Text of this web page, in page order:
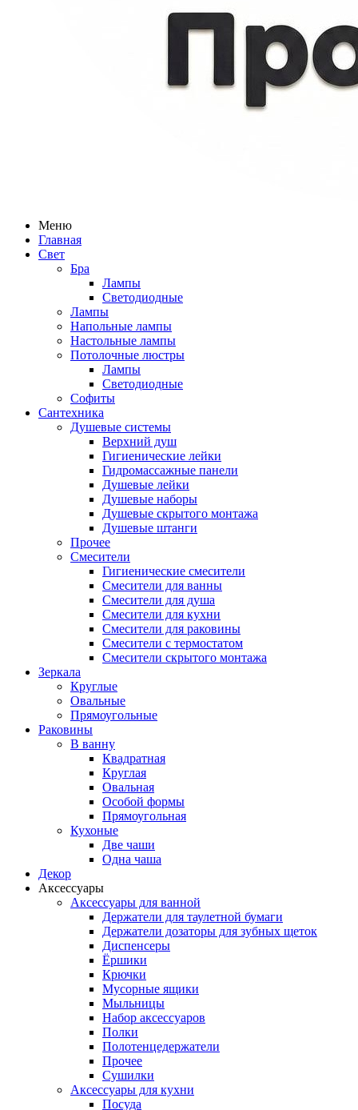
Меню
Главная
Свет
Бра
Лампы
Светодиодные
Лампы
Напольные лампы
Настольные лампы
Потолочные люстры
Лампы
Светодиодные
Софиты
Сантехника
Душевые системы
Верхний душ
Гигиенические лейки
Гидромассажные панели
Душевые лейки
Душевые наборы
Душевые скрытого монтажа
Душевые штанги
Прочее
Смесители
Гигиенические смесители
Смесители для ванны
Смесители для душа
Смесители для кухни
Смесители для раковины
Смесители с термостатом
Смесители скрытого монтажа
Зеркала
Круглые
Овальные
Прямоугольные
Раковины
В ванну
Квадратная
Круглая
Овальная
Особой формы
Прямоугольная
Кухоные
Две чаши
Одна чаша
Декор
Аксессуары
Аксессуары для ванной
Держатели для таулетной бумаги
Держатели дозаторы для зубных щеток
Диспенсеры
Ёршики
Крючки
Мусорные ящики
Мыльницы
Набор аксессуаров
Полки
Полотенцедержатели
Прочее
Сушилки
Аксессуары для кухни
Посуда